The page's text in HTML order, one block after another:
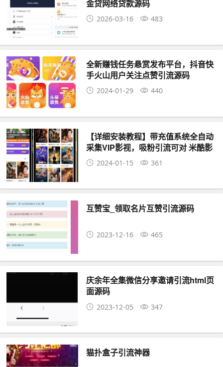
金贷网络贷款源码
2026-03-16 483
全新赚钱任务悬赏发布平台，抖音快
手火山用户关注点赞引流源码
2024-01-29 440
【详细安装教程】带充值系统全自动
采集VIP影视，吸粉引流可对 米酷影
院源码7.0.3
2024-01-15 361
互赞宝_领取名片互赞引流源码
2023-12-16 465
庆余年全集微信分享邀请引流html页
面源码
2023-12-05 347
猫扑盒子引流神器